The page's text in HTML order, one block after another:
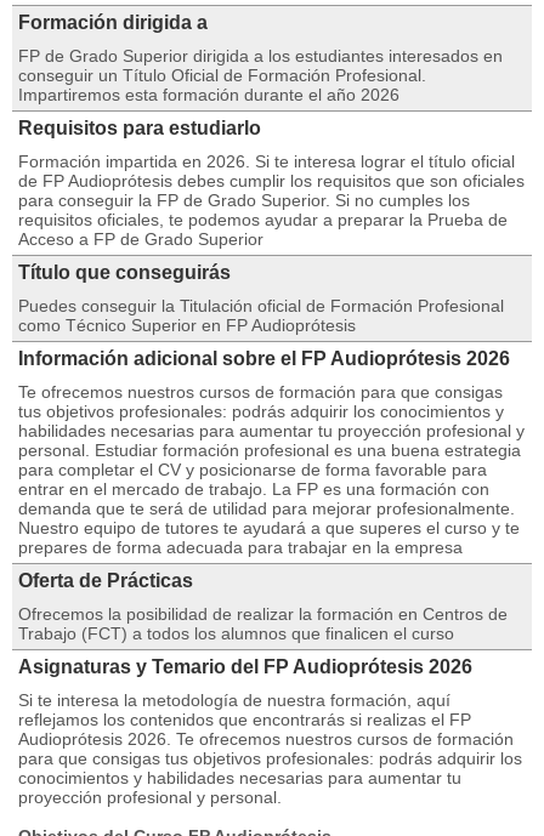
Formación dirigida a
FP de Grado Superior dirigida a los estudiantes interesados en
conseguir un Título Oficial de Formación Profesional.
Impartiremos esta formación durante el año 2026
Requisitos para estudiarlo
Formación impartida en 2026. Si te interesa lograr el título oficial
de FP Audioprótesis debes cumplir los requisitos que son oficiales
para conseguir la FP de Grado Superior. Si no cumples los
requisitos oficiales, te podemos ayudar a preparar la Prueba de
Acceso a FP de Grado Superior
Título que conseguirás
Puedes conseguir la Titulación oficial de Formación Profesional
como Técnico Superior en FP Audioprótesis
Información adicional sobre el FP Audioprótesis 2026
Te ofrecemos nuestros cursos de formación para que consigas
tus objetivos profesionales: podrás adquirir los conocimientos y
habilidades necesarias para aumentar tu proyección profesional y
personal. Estudiar formación profesional es una buena estrategia
para completar el CV y posicionarse de forma favorable para
entrar en el mercado de trabajo. La FP es una formación con
demanda que te será de utilidad para mejorar profesionalmente.
Nuestro equipo de tutores te ayudará a que superes el curso y te
prepares de forma adecuada para trabajar en la empresa
Oferta de Prácticas
Ofrecemos la posibilidad de realizar la formación en Centros de
Trabajo (FCT) a todos los alumnos que finalicen el curso
Asignaturas y Temario del FP Audioprótesis 2026
Si te interesa la metodología de nuestra formación, aquí
reflejamos los contenidos que encontrarás si realizas el FP
Audioprótesis 2026. Te ofrecemos nuestros cursos de formación
para que consigas tus objetivos profesionales: podrás adquirir los
conocimientos y habilidades necesarias para aumentar tu
proyección profesional y personal.